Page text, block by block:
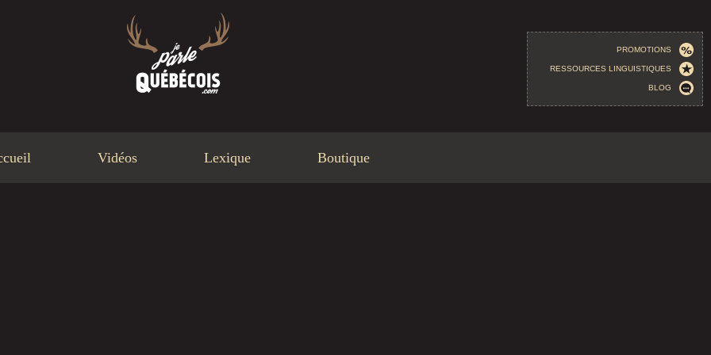
PROMOTIONS
RESSOURCES LINGUISTIQUES
BLOG
Vidéos Lexique Boutique